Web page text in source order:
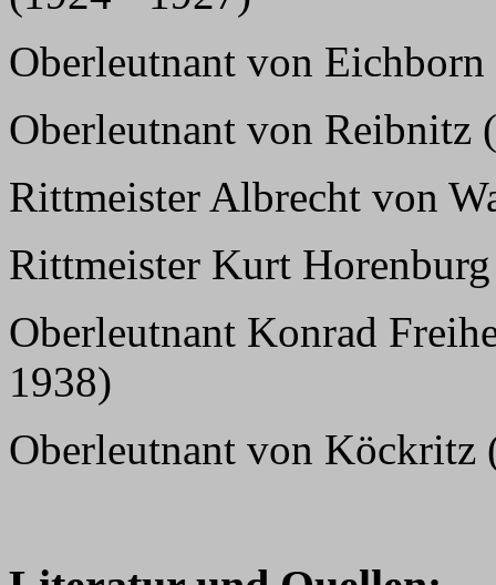
Oberleutnant von
Oberleutnant von Reibnitz
Rittmeister Albrecht von
Rittmeister Kurt
Oberleutnant Konrad
1938)
Oberleutnant von Köckritz